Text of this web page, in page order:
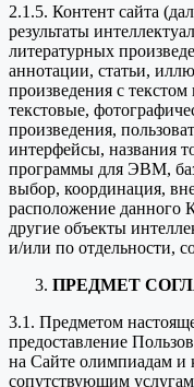
2.1.5. Контент сайта
результаты
литературных
аннотации, статьи,
произведения с текстом
текстовые,
произведения,
интерфейсы, названия
программы для ЭВМ,
выбор, координация,
расположение данного
другие объекты
и/или по отдельности,
ПРЕДМЕТ
3.1. Предметом
предоставление
на Сайте олимпиадам и
сопутствующим